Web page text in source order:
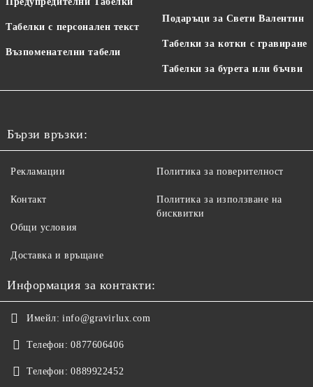
Табелки с персонален текст
Възпоменателни табели
Подаръци за Свети Валентин
Табелки за котки с гравиране
Табелки за бурета или бъчви
Бързи връзки:
Рекламации
Контакт
Общи условия
Доставка и връщане
Политика за поверителност
Политика за използване на
бисквитки
Информация за контакти:
Имейл: info@gravirlux.com
Телефон: 0877606406
Телефон: 0889922452